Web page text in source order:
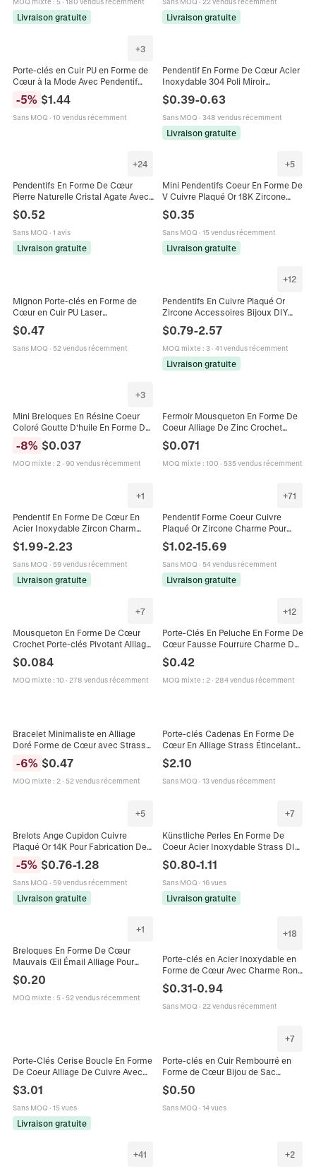
Livraison gratuite Livraison gratuite
+3
Porte-clés en Cuir PU en Forme de
Cœur à la Mode Avec Pendentif
Sac Style Sweet Cool Cadeau
Femme
-5% $1.44
Sans MOQ · 10 vendus récemment
Pendentif En Forme De Cœur Acier
Inoxydable 304 Poli Miroir
Médaille Pour Animaux
$0.39-0.63
Sans MOQ · 348 vendus récemment
Livraison gratuite
+24
Pendentifs En Forme De Cœur
Pierre Naturelle Cristal Agate Avec
Bélière En Métal Charms De
Fabrication De Bijoux Bricolage
$0.52
Sans MOQ · 1 avis
Livraison gratuite
+5
Mini Pendentifs Coeur En Forme De
V Cuivre Plaqué Or 18K Zircone
Colorée Pour Fabrication De Bijoux
DIY Collier Boucles D'oreilles
$0.35
Sans MOQ · 15 vendus récemment
Livraison gratuite
Mignon Porte-clés en Forme de
Cœur en Cuir PU Laser
Fermoir Mousqueton en Alliage
pour Femmes
$0.47
Sans MOQ · 52 vendus récemment
+12
Pendentifs En Cuivre Plaqué Or
Zircone Accessoires Bijoux DIY
Champignon
$0.79-2.57
MOQ mixte: 3· 41 vendus récemment
Livraison gratuite
+3
Mini Breloques En Résine Coeur
Coloré Goutte D'huile En Forme De
Coeur Accessoires DIY Pour Pinces
À Cheveux Décoration
-8% $0.037
MOQ mixte: 2· 90 vendus récemment
Fermoir Mousqueton En Forme De
Coeur Alliage De Zinc Crochet
Pivotant Pour Bricolage Porte-Clés
$0.071
MOQ mixte: 100 · 535 vendus récemment
+1
Pendentif En Forme De Cœur En
Acier Inoxydable Zircon Charm
Plaqué Or 14K Accessoires De
Fabrication De Bijoux DIY Colorés
$1.99-2.23
Sans MOQ · 59 vendus récemment
Livraison gratuite
+71
Pendentif Forme Coeur Cuivre
Plaqué Or Zircone Charme Pour
Bricolage Collier Bijoux
Accessoires
$1.02-15.69
Sans MOQ · 54 vendus récemment
Livraison gratuite
+7
Mousqueton En Forme De Cœur
Crochet Porte-clés Pivotant Alliage
Création De Bijoux DIY
$0.084
MOQ mixte: 10 · 278 vendus récemment
+12
Porte-Clés En Peluche En Forme De
Cœur Fausse Fourrure Charme De
Accessoire Décoratif Cadeau
$0.42
MOQ mixte: 2· 284 vendus récemment
Bracelet Minimaliste en Alliage
Doré Forme de Cœur avec Strass
pour Femmes Réglable Charm de
Cœur Bracelet Mode Bijoux Élégant
Cadeau
-6% $0.47
MOQ mixte: 2· 52 vendus récemment
Porte-clés Cadenas En Forme De
Cœur En Alliage Strass Étincelant
Avec Mini Clé Pendentif De Sac
Romantique Pour Femmes
$2.10
Sans MOQ · 13 vendus récemment
+5
Brelots Ange Cupidon Cuivre
Plaqué Or 14K Pour Fabrication De
Coeur Aile Accessoires
-5% $0.76-1.28
Sans MOQ · 59 vendus récemment
Livraison gratuite
+7
Künstliche Perles En Forme De
Coeur Acier Inoxydable Strass DIY
Charms Poli Miroir
$0.80-1.11
Sans MOQ · 16 vues
Livraison gratuite
+1
Breloques En Forme De Cœur
Mauvais Œil Émail Alliage Pour
Fabrication De Collier Bracelet
Boucle Oreille Bijoux
$0.20
MOQ mixte: 5· 52 vendus récemment
+18
Porte-clés en Acier Inoxydable en
Forme de Cœur Avec Charme Rond
Vierge Gravure DIY Accessoires de
Porte-clés en Métal Personnalisés
$0.31-0.94
Sans MOQ · 22 vendus récemment
Porte-Clés Cerise Boucle En Forme
De Coeur Alliage De Cuivre Avec
Accessoires Femmes
$3.01
Sans MOQ · 15 vues
Livraison gratuite
+7
Porte-clés en Cuir Rembourré en
Forme de Cœur Bijou de Sac
de Clé de Voiture pour Décoration
de Sac à Dos Cadeau de Mode
$0.50
Sans MOQ · 14 vues
+41 +2